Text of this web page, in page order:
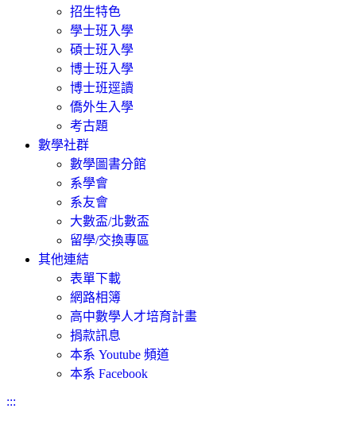
招生特色
學士班入學
碩士班入學
博士班入學
博士班逕讀
僑外生入學
考古題
數學社群
數學圖書分館
系學會
系友會
大數盃/北數盃
留學/交換專區
其他連結
表單下載
網路相簿
高中數學人才培育計畫
捐款訊息
本系 Youtube 頻道
本系 Facebook
:::